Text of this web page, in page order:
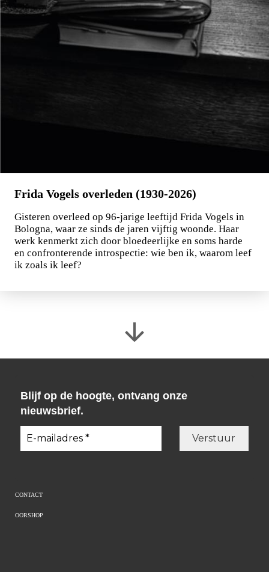
BESTEL
Frida Vogels overleden (1930-2026)
Gisteren overleed op 96-jarige leeftijd Frida Vogels in
Bologna, waar ze sinds de jaren vijftig woonde. Haar
werk kenmerkt zich door bloedeerlijke en soms harde
en confronterende introspectie: wie ben ik, waarom leef
ik zoals ik leef?
Blijf op de hoogte, ontvang onze
nieuwsbrief.
CONTACT
OORSHOP